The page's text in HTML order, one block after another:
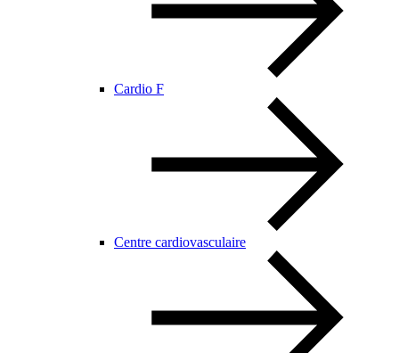
Cardio F
Centre cardiovasculaire